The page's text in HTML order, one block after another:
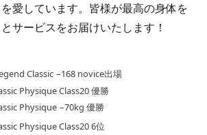
愛しています。皆様が最高の身体を
サービスをお届けいたします！
Classic −168 novice出場
Physique Class20 優勝
Physique −70kg 優勝
Physique Class20 6位